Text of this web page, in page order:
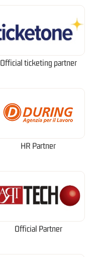
Official ticketing partner
HR Partner
Official Partner